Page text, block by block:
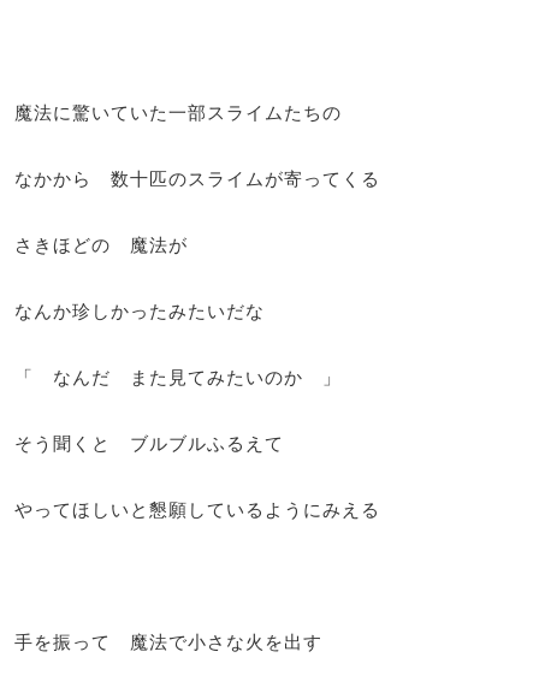
魔法に驚いていた一部スライムたちの
なかから 数十匹のスライムが寄ってくる
さきほどの 魔法が
なんか珍しかったみたいだな
「 なんだ また見てみたいのか 」
そう聞くと ブルブルふるえて
やってほしいと懇願しているようにみえる
手を振って 魔法で小さな火を出す